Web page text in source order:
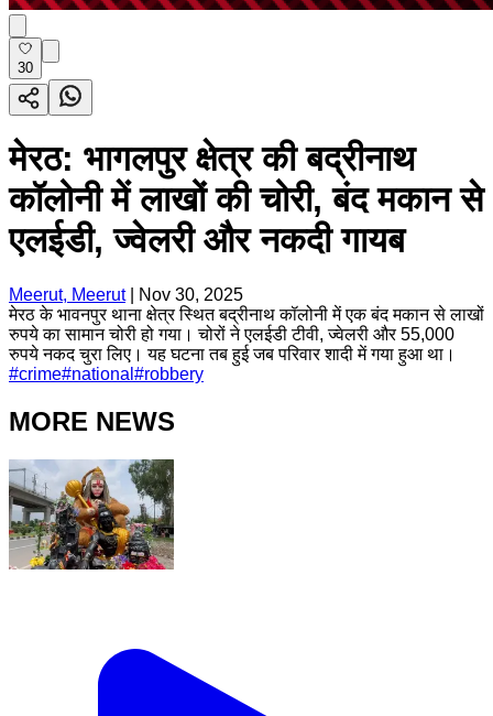
30
मेरठ: भागलपुर क्षेत्र की बद्रीनाथ
कॉलोनी में लाखों की चोरी, बंद मकान से
एलईडी, ज्वेलरी और नकदी गायब
Meerut, Meerut|
Nov 30, 2025
मेरठ के भावनपुर थाना क्षेत्र स्थित बद्रीनाथ कॉलोनी में एक बंद मकान से लाखों
रुपये का सामान चोरी हो गया। चोरों ने एलईडी टीवी, ज्वेलरी और 55,000
रुपये नकद चुरा लिए। यह घटना तब हुई जब परिवार शादी में गया हुआ था।
#crime#national #robbery
MORE NEWS